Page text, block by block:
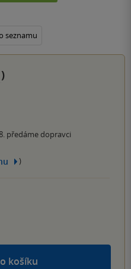
seznamu
)
předáme dopravci
)
košíku